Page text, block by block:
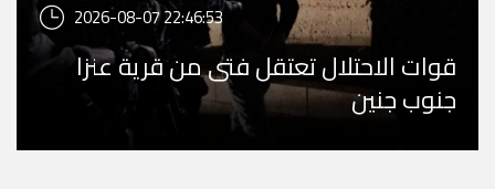
2026-08-07 22:46:53
قوات الاحتلال تعتقل فتى من قرية عنزا
جنوب جنين